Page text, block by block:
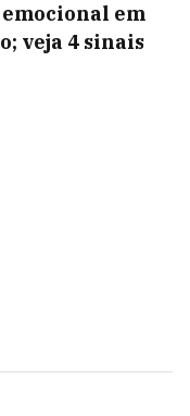
em
veja 4 sinais